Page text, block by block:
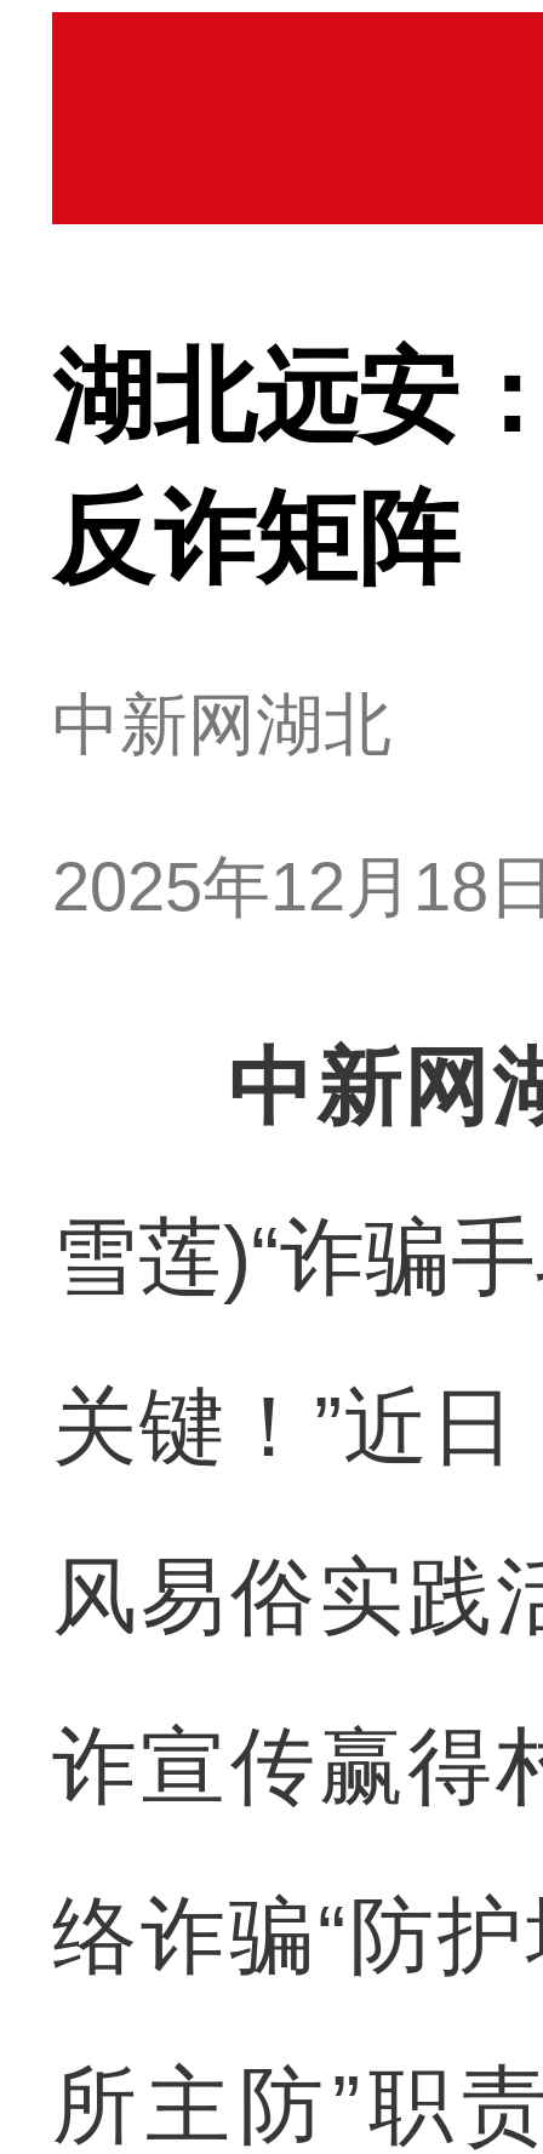
湖北远安
反诈矩阵
中新网湖北
2025年12月18
中新网
雪莲)“诈骗
关键！”近
风易俗实践
诈宣传赢得
络诈骗“防
所主防”职